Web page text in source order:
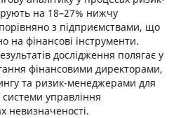
на 18–27% нижчу
з підприємствами, що
на фінансові інструменти.
дослідження полягає у
фінансовими директорами,
та ризик-менеджерами для
системи управління
невизначеності.